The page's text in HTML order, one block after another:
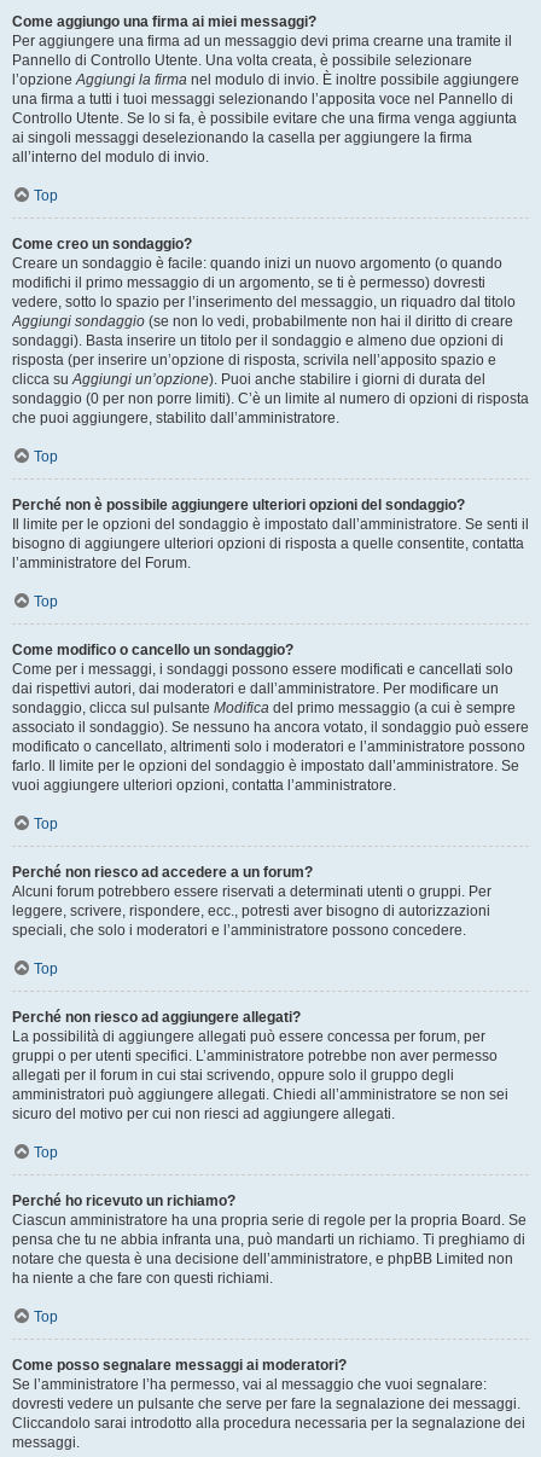
Come aggiungo una firma ai miei messaggi?
Per aggiungere una firma ad un messaggio devi prima crearne una tramite il
Pannello di Controllo Utente. Una volta creata, è possibile selezionare
l’opzioneAggiungi la firma nel modulo di invio. È inoltre possibile aggiungere
una firma a tutti i tuoi messaggi selezionando l’apposita voce nel Pannello di
Controllo Utente. Se lo si fa, è possibile evitare che una firma venga aggiunta
ai singoli messaggi deselezionando la casella per aggiungere la firma
all’interno del modulo di invio.
Top
Come creo un sondaggio?
Creare un sondaggio è facile: quando inizi un nuovo argomento (o quando
modifichi il primo messaggio di un argomento, se ti è permesso) dovresti
vedere, sotto lo spazio per l’inserimento del messaggio, un riquadro dal titolo
Aggiungi sondaggio (se non lo vedi, probabilmente non hai il diritto di creare
sondaggi). Basta inserire un titolo per il sondaggio e almeno due opzioni di
risposta (per inserire un’opzione di risposta, scrivila nell’apposito spazio e
clicca suAggiungi un’opzione). Puoi anche stabilire i giorni di durata del
sondaggio (0 per non porre limiti). C’è un limite al numero di opzioni di risposta
che puoi aggiungere, stabilito dall’amministratore.
Top
Perché non è possibile aggiungere ulteriori opzioni del sondaggio?
Il limite per le opzioni del sondaggio è impostato dall’amministratore. Se senti il
bisogno di aggiungere ulteriori opzioni di risposta a quelle consentite, contatta
l’amministratore del Forum.
Top
Come modifico o cancello un sondaggio?
Come per i messaggi, i sondaggi possono essere modificati e cancellati solo
dai rispettivi autori, dai moderatori e dall’amministratore. Per modificare un
sondaggio, clicca sul pulsante Modifica del primo messaggio (a cui è sempre
associato il sondaggio). Se nessuno ha ancora votato, il sondaggio può essere
modificato o cancellato, altrimenti solo i moderatori e l’amministratore possono
farlo. Il limite per le opzioni del sondaggio è impostato dall’amministratore. Se
vuoi aggiungere ulteriori opzioni, contatta l’amministratore.
Top
Perché non riesco ad accedere a un forum?
Alcuni forum potrebbero essere riservati a determinati utenti o gruppi. Per
leggere, scrivere, rispondere, ecc., potresti aver bisogno di autorizzazioni
speciali, che solo i moderatori e l’amministratore possono concedere.
Top
Perché non riesco ad aggiungere allegati?
La possibilità di aggiungere allegati può essere concessa per forum, per
gruppi o per utenti specifici. L’amministratore potrebbe non aver permesso
allegati per il forum in cui stai scrivendo, oppure solo il gruppo degli
amministratori può aggiungere allegati. Chiedi all’amministratore se non sei
sicuro del motivo per cui non riesci ad aggiungere allegati.
Top
Perché ho ricevuto un richiamo?
Ciascun amministratore ha una propria serie di regole per la propria Board. Se
pensa che tu ne abbia infranta una, può mandarti un richiamo. Ti preghiamo di
notare che questa è una decisione dell’amministratore, e phpBB Limited non
ha niente a che fare con questi richiami.
Top
Come posso segnalare messaggi ai moderatori?
Se l’amministratore l’ha permesso, vai al messaggio che vuoi segnalare:
dovresti vedere un pulsante che serve per fare la segnalazione dei messaggi.
Cliccandolo sarai introdotto alla procedura necessaria per la segnalazione dei
messaggi.